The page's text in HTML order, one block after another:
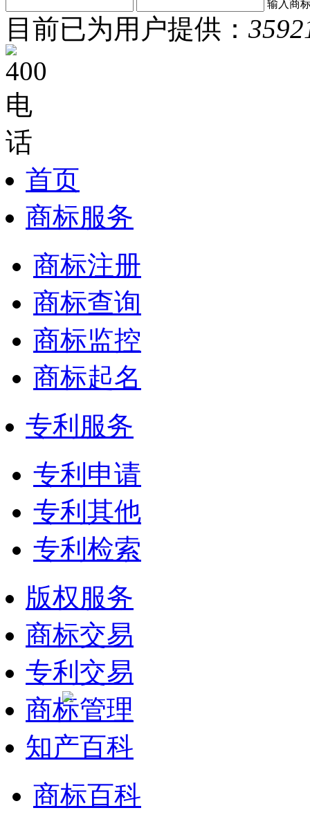
输入商
目前已为用户提供：
首页
商标服务
商标注册
商标查询
商标监控
商标起名
专利服务
专利申请
专利其他
专利检索
版权服务
商标交易
专利交易
商标管理
知产百科
商标百科